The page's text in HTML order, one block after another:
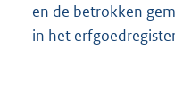
en de betrokken
in het